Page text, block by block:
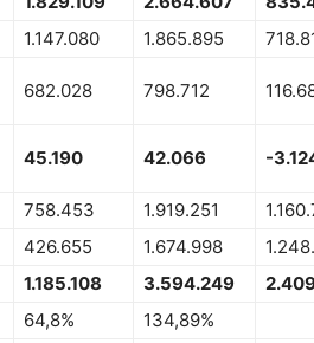
1.147.080 1.865.895
682.028 798.712
45.190 42.066 -
758.453 1.919.251
426.655 1.674.998
1.185.108 3.594.249
64,8%
134,89%